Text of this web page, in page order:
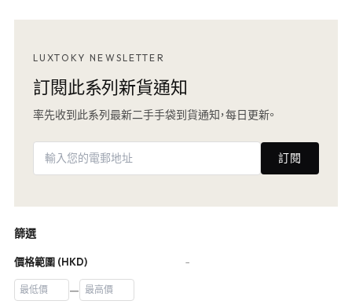
LUXTOKY NEWSLETTER
訂閱此系列新貨通知
率先收到此系列最新二手手袋到貨通知，每日更新。
訂閱
篩選
價格範圍 (HKD) −
—